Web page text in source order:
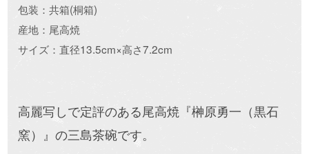
包装：共箱(桐箱)
産地：尾高焼
サイズ：直径13.5cm×高さ7.2cm
高麗写しで定評のある尾高焼『榊原勇一（黒石
窯）』の三島茶碗です。